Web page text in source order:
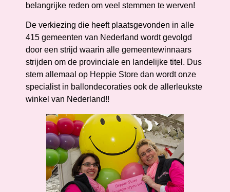
belangrijke reden om veel stemmen te werven!
De verkiezing die heeft plaatsgevonden in alle
415 gemeenten van Nederland wordt gevolgd
door een strijd waarin alle gemeentewinnaars
strijden om de provinciale en landelijke titel. Dus
stem allemaal op Heppie Store dan wordt onze
specialist in ballondecoraties ook de allerleukste
winkel van Nederland!!